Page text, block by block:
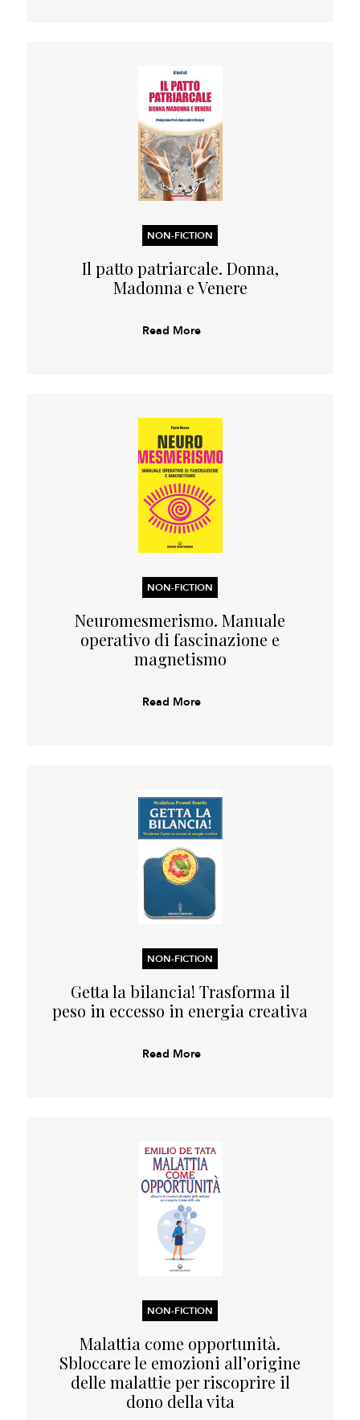
NON-FICTION
Il patto patriarcale. Donna,
Madonna e Venere
Read More
NON-FICTION
Neuromesmerismo. Manuale
operativo di fascinazione e
magnetismo
Read More
NON-FICTION
Getta la bilancia! Trasforma il
peso in eccesso in energia creativa
Read More
NON-FICTION
Malattia come opportunità.
Sbloccare le emozioni all’origine
delle malattie per riscoprire il
dono della vita